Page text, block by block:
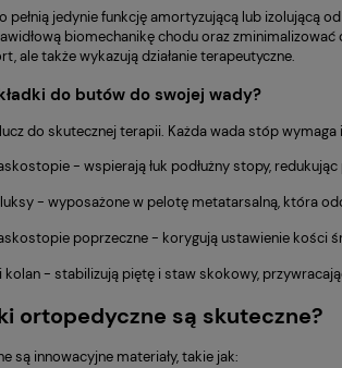
pełnią jedynie funkcję amortyzującą lub izolującą
biomechanikę chodu oraz
ale także wykazują działanie terapeutyczne.
do butów do swojej wady?
do skutecznej terapii. Każda wada stóp
- wspierają łuk podłużny stopy,
- wyposażone w pelotę metatarsalną, która
poprzeczne - korygują ustawienie
- stabilizują piętę i staw skokowy,
ortopedyczne są skuteczne?
są innowacyjne materiały, takie jak: